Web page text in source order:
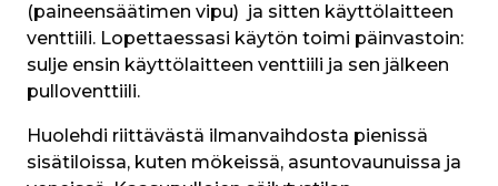
(paineensäätimen vipu)  ja sitten käyttölaitteen
venttiili. Lopettaessasi käytön toimi päinvastoin:
sulje ensin käyttölaitteen venttiili ja sen jälkeen
pulloventtiili.
Huolehdi riittävästä ilmanvaihdosta pienissä
sisätiloissa, kuten mökeissä, asuntovaunuissa ja